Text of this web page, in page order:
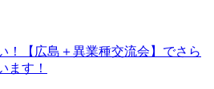
！【広島＋異業種交流会】でさら
ます！